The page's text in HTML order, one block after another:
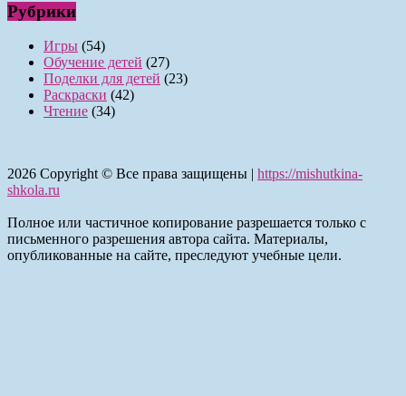
Рубрики
Игры (54)
Обучение детей (27)
Поделки для детей (23)
Раскраски (42)
Чтение (34)
2026 Copyright © Все права защищены | https://mishutkina-
shkola.ru
Полное или частичное копирование разрешается только с
письменного разрешения автора сайта. Материалы,
опубликованные на сайте, преследуют учебные цели.